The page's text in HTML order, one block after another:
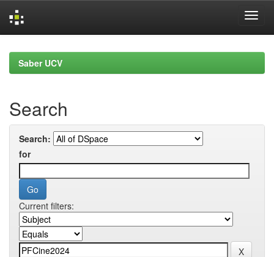
navigationSaber UCV
Search
Search:
for
Current filters: